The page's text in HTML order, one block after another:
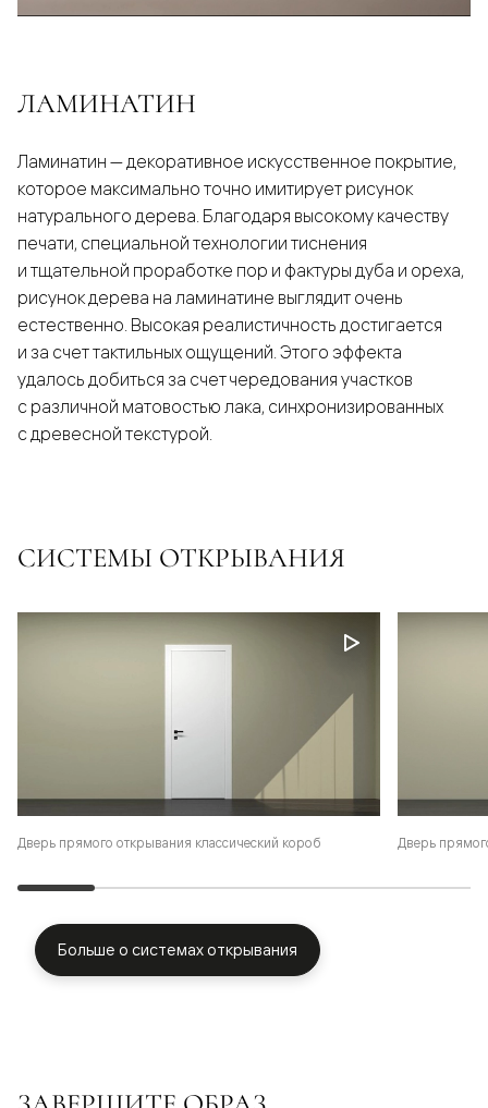
ЛАМИНАТИН
Ламинатин — декоративное искусственное покрытие,
которое максимально точно имитирует рисунок
натурального дерева. Благодаря высокому качеству
печати, специальной технологии тиснения
и тщательной проработке пор и фактуры дуба и ореха,
рисунок дерева на ламинатине выглядит очень
естественно. Высокая реалистичность достигается
и за счет тактильных ощущений. Этого эффекта
удалось добиться за счет чередования участков
с различной матовостью лака, синхронизированных
с древесной текстурой.
СИСТЕМЫ ОТКРЫВАНИЯ
Дверь прямого открывания классический короб Дверь
Больше о системах открывания